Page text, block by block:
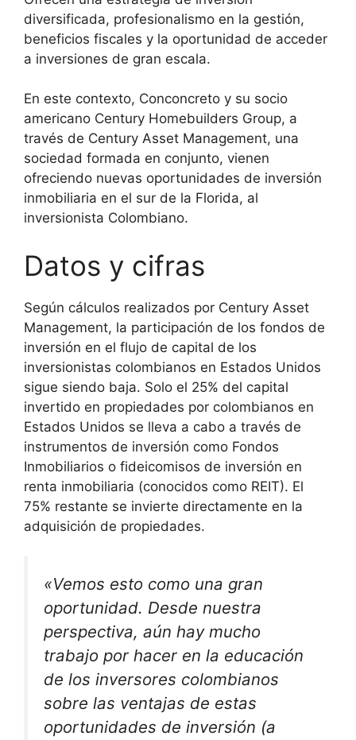
diversificada, profesionalismo en la gestión,
beneficios fiscales y la oportunidad de acceder
a inversiones de gran escala.
En este contexto, Conconcreto y su socio
americano Century Homebuilders Group, a
través de Century Asset Management, una
sociedad formada en conjunto, vienen
ofreciendo nuevas oportunidades de inversión
inmobiliaria en el sur de la Florida, al
inversionista Colombiano.
Datos y cifras
Según cálculos realizados por Century Asset
Management, la participación de los fondos de
inversión en el flujo de capital de los
inversionistas colombianos en Estados Unidos
sigue siendo baja. Solo el 25% del capital
invertido en propiedades por colombianos en
Estados Unidos se lleva a cabo a través de
instrumentos de inversión como Fondos
Inmobiliarios o fideicomisos de inversión en
renta inmobiliaria (conocidos como REIT). El
75% restante se invierte directamente en la
adquisición de propiedades.
«Vemos esto como una gran
oportunidad. Desde nuestra
perspectiva, aún hay mucho
trabajo por hacer en la educación
de los inversores colombianos
sobre las ventajas de estas
oportunidades de inversión (a